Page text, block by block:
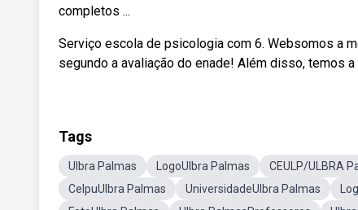
completos ...
Serviço escola de psicologia com 6. Websomos a
segundo a avaliação do enade! Além disso, temos
Tags
Ulbra Palmas LogoUlbra Palmas CEULP/ULBRA
CelpuUlbra Palmas
UniversidadeUlbra Palmas